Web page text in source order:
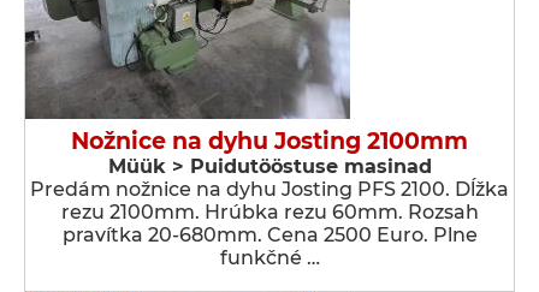
Nožnice na dyhu Josting 2100mm
Müük > Puidutööstuse masinad
Predám nožnice na dyhu Josting PFS 2100. Dĺžka
rezu 2100mm. Hrúbka rezu 60mm. Rozsah
pravítka 20-680mm. Cena 2500 Euro. Plne
funkčné …